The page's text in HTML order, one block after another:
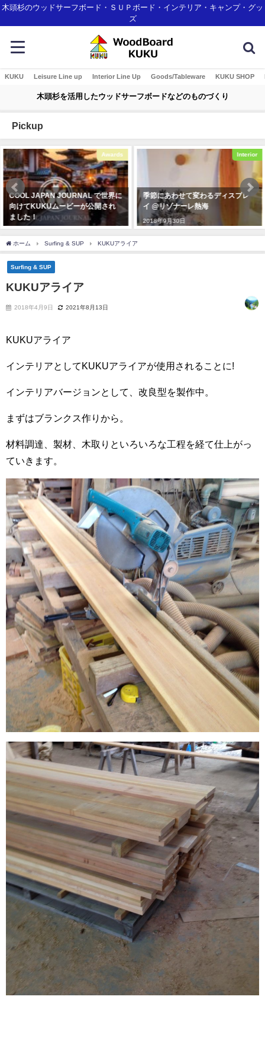
木頭杉のウッドサーフボード・ＳＵＰボード・インテリア・キャンプ・グッ
ズ
KUKU Leisure Line up Interior Line Up Goods/Tableware KUKU SHOP
木頭杉を活用したウッドサーフボードなどのものづくり
Pickup
に
季節にあわせて変わるディスプレ
イ @リゾナーレ熱海
2018年9月30日
沖縄に新登場のリゾートホテ
「STORYLINE 瀬長島」のご
2024年4月30日
ホーム Surfing & SUP KUKUアライア
Surfing & SUP
KUKUアライア
2018年4月9日 2021年8月13日
KUKUアライア
インテリアとしてKUKUアライアが使用されることに!
インテリアバージョンとして、改良型を製作中。
まずはブランクス作りから。
材料調達、製材、木取りといろいろな工程を経て仕上がっ
ていきます。